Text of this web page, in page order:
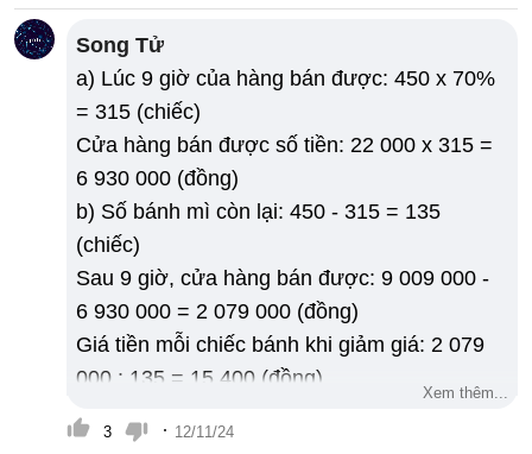
Song Tử
a) Lúc 9 giờ của hàng bán được: 450 x 70%
= 315 (chiếc)
Cửa hàng bán được số tiền: 22 000 x 315 =
6 930 000 (đồng)
b) Số bánh mì còn lại: 450 - 315 = 135
(chiếc)
Sau 9 giờ, cửa hàng bán được: 9 009 000 -
6 930 000 = 2 079 000 (đồng)
Giá tiền mỗi chiếc bánh khi giảm giá: 2 079
000 : 135 = 15 400 (đồng)
Cửa hàng đã giảm giá số phần trăm: (22
000 - 15 400) : 22 000 = 0,3 = 30%
Xem thêm...
3 · 12/11/24